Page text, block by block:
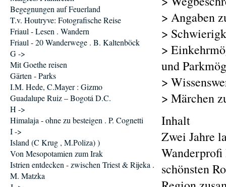
> Angaben
>
>
und
>
> Märchen
Inhalt
Zwei Jahre
schönsten
Begegnungen auf Feuerland
T.v. Houtryve: Fotografische Reise
Friaul - Lesen . Wandern
Friaul - 20 Wanderwege . B. Kaltenböck
G ->
Mit Goethe reisen
Gärten - Parks
I.M. Hede, C.Mayer : Gizmo
Guadalupe Ruiz – Bogotá D.C.
H ->
Himalaja - ohne zu besteigen . P. Cognetti
I ->
Island (C Krug , M.Poliza) )
Von Mesopotamien zum Irak
Istrien entdecken - zwischen Triest & Rijeka .
M. Matzka